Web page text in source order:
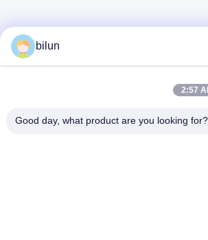
bilun
2:57
Good day, what product are you looking for?